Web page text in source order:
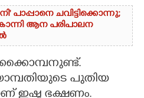
പാപ്പാനെ ചവിട്ടിക്കൊന്നു;
ആന പരിപാലന
പുതിയ
ഇഷ്ട ഭക്ഷണം.